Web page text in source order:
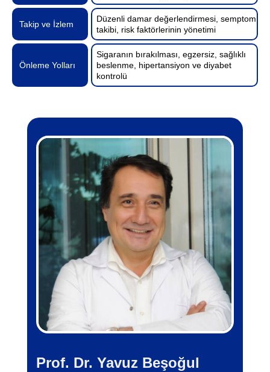
Takip ve İzlem
Düzenli damar değerlendirmesi, semptom
takibi, risk faktörlerinin yönetimi
Önleme Yolları
Sigaranın bırakılması, egzersiz, sağlıklı
beslenme, hipertansiyon ve diyabet
kontrolü
Prof. Dr. Yavuz Beşoğul